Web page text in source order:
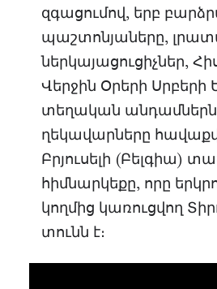
զգացումով, երբ
պաշտոնյաները,
ներկայացուցիչներ,
Վերջին Օրերի Սրբերի
տեղական անդամներն
ղեկավարները
Բրյուսելի (Բելգիա)
հիմնարկեքը, որը
կողմից կառուցվող
տունն է։